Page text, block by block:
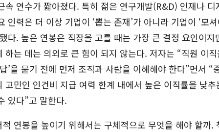
속 연수가 짧아졌다. 특히 젊은 연구개발(R&D) 인재나 디
인력은 더 이상 기업이 ‘뽑는 존재’가 아니라 기업이 ‘모
다. 높은 연봉은 직장을 고를 때는 가장 큰 결정 요인이지
하는 데는 의외로 큰 힘이 되지 않는다. 저자는 “직원 이
’을 묻기 전에 먼저 조직과 사람을 이해해야 한다”면서 “
고민인 인건비 지급 여력 한계 내에서 높은 이직률을 낮추
있다”고 말한다.
연봉을 높이기 위해서는 구체적으로 무엇을 해야 할까.